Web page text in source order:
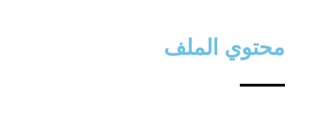
محتوي الملف